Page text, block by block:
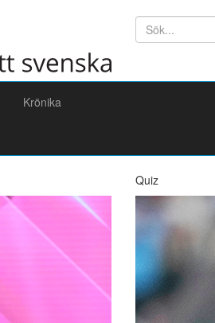
Söktext
Krönika
Quiz